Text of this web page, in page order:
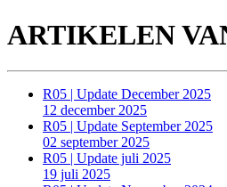
ARTIKELEN
R05 | Update December 2025
12 december 2025
R05 | Update September 2025
02 september 2025
R05 | Update juli 2025
19 juli 2025